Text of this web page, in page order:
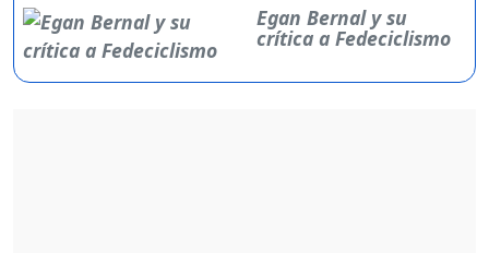
Egan Bernal y su
crítica a Fedeciclismo